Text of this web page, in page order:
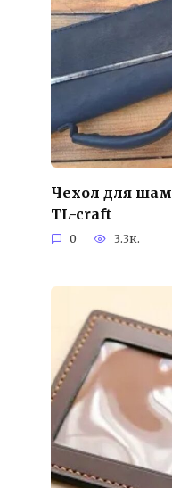
Чехол для
TL-craft
0 3.3к.